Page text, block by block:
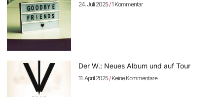
24. Juli 2025 1 Kommentar
Der W.: Neues Album und auf Tour
11. April 2025 Keine Kommentare